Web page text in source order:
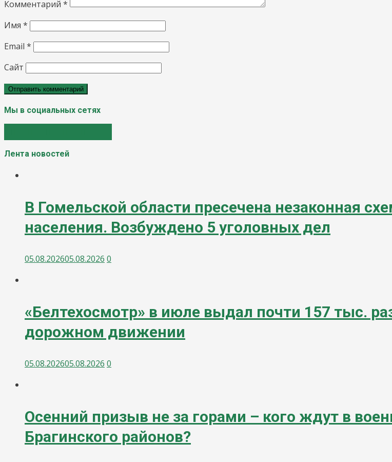
Комментарий *
Имя *
Email *
Сайт
Мы в социальных сетях
Лента новостей
В Гомельской области пресечена незаконная
населения. Возбуждено 5 уголовных дел
05.08.202605.08.2026 0
«Белтехосмотр» в июле выдал почти 157 тыс.
дорожном движении
05.08.202605.08.2026 0
Осенний призыв не за горами – кого ждут в
Брагинского районов?